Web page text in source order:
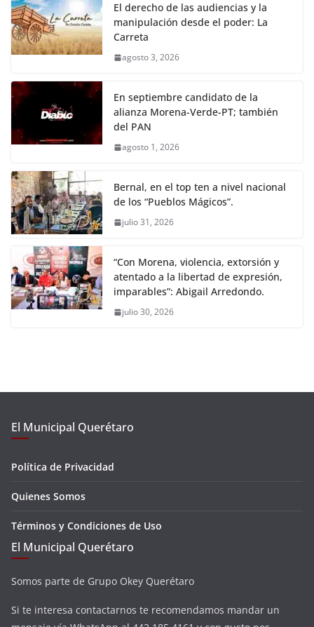
El derecho de las audiencias y la
manipulación desde el poder: La
Carreta
agosto 3, 2026
En septiembre candidato de la
alianza Morena-Verde-PT; también
del PAN
agosto 1, 2026
Bernal, en el top ten a nivel nacional
de los “Pueblos Mágicos”.
julio 31, 2026
“Con Morena, violencia, extorsión y
atentado a la libertad de expresión,
imparables”: Abigail Arredondo.
julio 30, 2026
El Municipal Querétaro
Política de Privacidad
Quienes Somos
Términos y Condiciones de Uso
El Municipal Querétaro
Somos parte de Grupo Okey Querétaro
Si te interesa contactarnos te recomendamos mandar un